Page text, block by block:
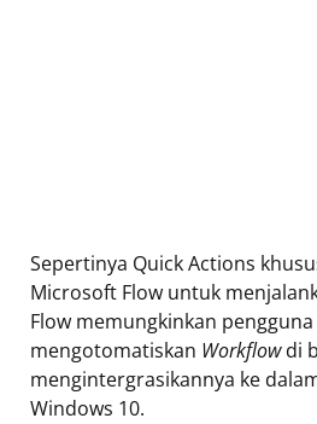
Sepertinya Quick Actions
Microsoft Flow untuk
Flow memungkinkan
mengotomatiskan Workflowdi
mengintergrasikannya ke
Windows 10.